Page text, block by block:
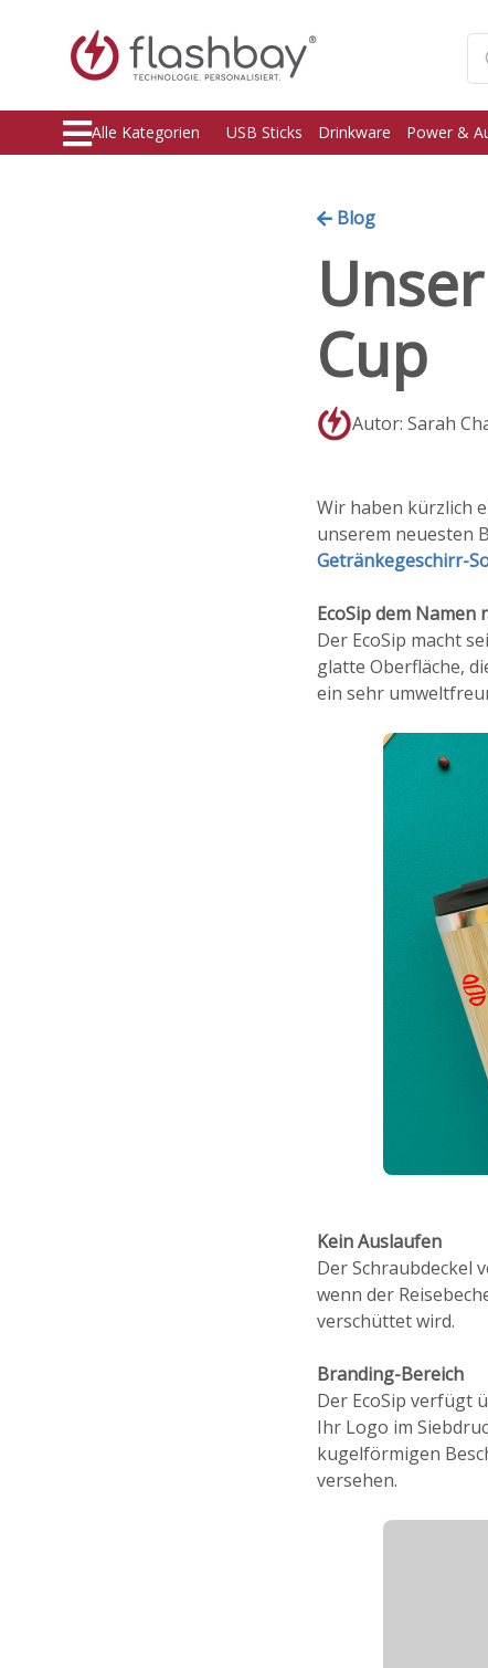
Alle Kategorien USB Sticks Drinkware Power &
Blog
Cup
Autor: Sarah
Wir haben kürzlich
unserem neuesten
Getränkegeschirr-
EcoSip dem Namen
Der EcoSip macht
glatte Oberfläche,
ein sehr
Kein Auslaufen
Der Schraubdeckel
wenn der
verschüttet wird.
Branding-Bereich
Der EcoSip verfügt
Ihr Logo im
kugelförmigen
versehen.